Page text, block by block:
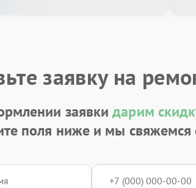
заявку на
заявкидарим
поля ниже и мы